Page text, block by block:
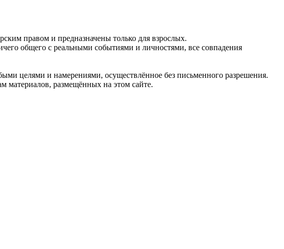
правом и предназначены только для взрослых.
общего с реальными событиями и личностями, все совпадения
целями и намерениями, осуществлённое без письменного разрешения.
материалов, размещённых на этом сайте.